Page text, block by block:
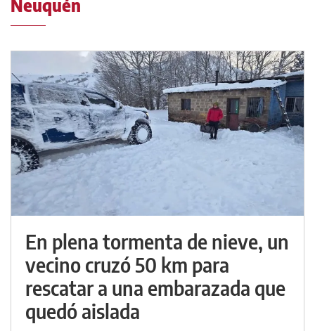
Neuquén
En plena tormenta de nieve, un
vecino cruzó 50 km para
rescatar a una embarazada que
quedó aislada